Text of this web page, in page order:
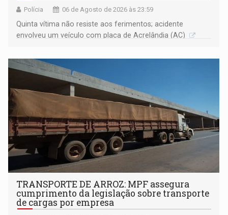
Polícia 06 de Agosto de 2026 às 23:59
Quinta vítima não resiste aos ferimentos; acidente
envolveu um veículo com placa de Acrelândia (AC)
TRANSPORTE DE ARROZ: MPF assegura
cumprimento da legislação sobre transporte
de cargas por empresa